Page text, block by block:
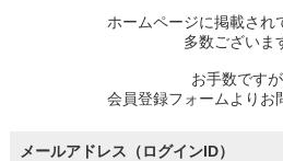
ホームページに掲載され
多数ございま
お手数ですが
会員登録フォームよりお
メールアドレス（ログインID）